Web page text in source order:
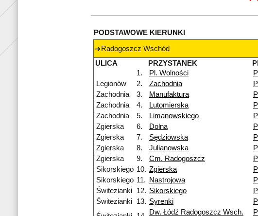
PODSTAWOWE KIERUNKI
Radogoszcz Wschód
ULICA
PRZYSTANEK
1.
Pl. Wolności
Legionów
2. Zachodnia
Zachodnia
3. Manufaktura
Zachodnia
4. Lutomierska
Zachodnia
5. Limanowskiego
Zgierska
6. Dolna
Zgierska
7. Sędziowska
Zgierska
8. Julianowska
Zgierska
9. Cm. Radogoszcz
Sikorskiego 10. Zgierska
Sikorskiego 11. Nastrojowa
Świtezianki
12. Sikorskiego
Świtezianki
13. Syrenki
Dw. Łódź Radogoszcz Wsch.